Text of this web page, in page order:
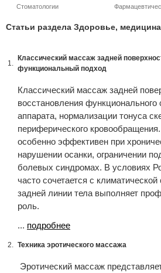
Стоматологии
Статьи раздела Здоровье, медицина
1.
Классический массаж задней
функциональный подход
Классический массаж задней
восстановления функционального
аппарата, нормализации тонуса
периферического
особенно эффективен при
нарушении осанки, ограничении
болевых синдромах. В условиях
часто сочетается с
задней линии тела выполняет
роль.
... подробнее
2. Техника эротического массажа
Эротический массаж